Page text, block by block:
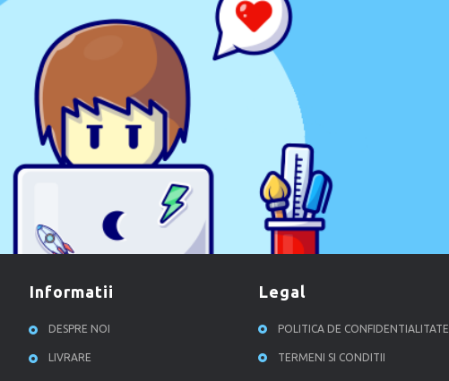
informatii
DESPRE NOI
LIVRARE
legal
POLITICA DE CONFIDENTIALITATE
TERMENI SI CONDITII